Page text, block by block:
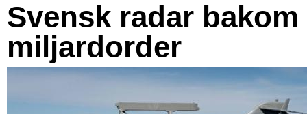
Svensk radar bakom
miljardorder